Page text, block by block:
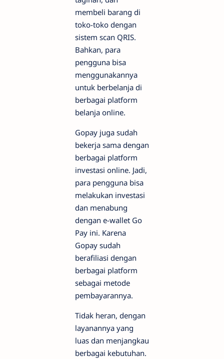
membeli barang di
toko-toko dengan
sistem scan QRIS.
Bahkan, para
pengguna bisa
menggunakannya
untuk berbelanja di
berbagai platform
belanja online.
Gopay juga sudah
bekerja sama dengan
berbagai platform
investasi online. Jadi,
para pengguna bisa
melakukan investasi
dan menabung
dengan e-wallet Go
Pay ini. Karena
Gopay sudah
berafiliasi dengan
berbagai platform
sebagai metode
pembayarannya.
Tidak heran, dengan
layanannya yang
luas dan menjangkau
berbagai kebutuhan.